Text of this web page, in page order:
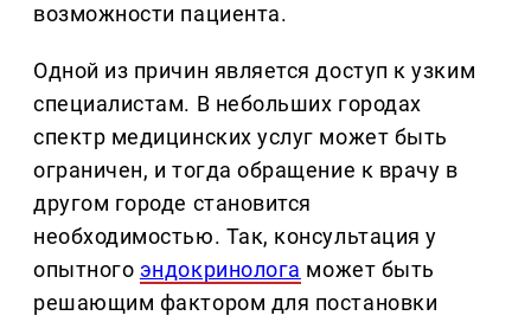
возможности пациента.
Одной из причин является доступ к узким
специалистам. В небольших городах
спектр медицинских услуг может быть
ограничен, и тогда обращение к врачу в
другом городе становится
необходимостью. Так, консультация у
опытного эндокринолога может быть
решающим фактором для постановки